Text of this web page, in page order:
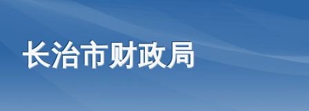
长治市财政局